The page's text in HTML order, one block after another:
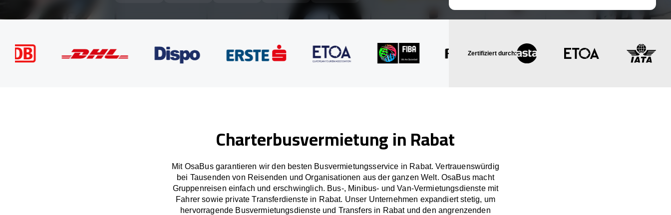
Zertifiziert durch:
Charterbusvermietung in Rabat
Mit OsaBus garantieren wir den besten Busvermietungsservice in Rabat. Vertrauenswürdig
bei Tausenden von Reisenden und Organisationen aus der ganzen Welt. OsaBus macht
Gruppenreisen einfach und erschwinglich. Bus-, Minibus- und Van-Vermietungsdienste mit
Fahrer sowie private Transferdienste in Rabat. Unser Unternehmen expandiert stetig, um
hervorragende Busvermietungsdienste und Transfers in Rabat und den angrenzenden